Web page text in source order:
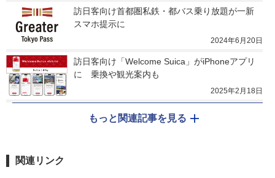
訪日客向け首都圏私鉄・都バス乗り放題が一新
スマホ提示に
2024年6月20日
訪日客向け「Welcome Suica」がiPhoneアプリ
に　乗換や観光案内も
2025年2月18日
もっと関連記事を見る
関連リンク